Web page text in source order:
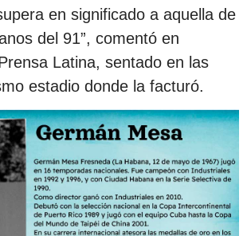
en significado a aquella de
del 91”, comentó en
Latina, sentado en las
estadio donde la facturó.